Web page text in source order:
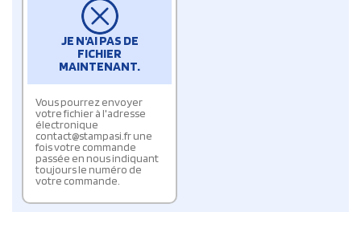
JE N'AI PAS DE
FICHIER
MAINTENANT.
Vous pourrez envoyer
votre fichier à l'adresse
électronique
contact@stampasi.fr une
fois votre commande
passée en nous indiquant
toujours le numéro de
votre commande.